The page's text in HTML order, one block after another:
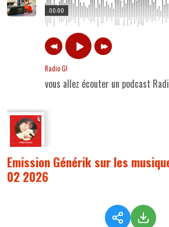
00:00
Radio G!
vous allez écouter un podcast
Emission Générik sur les
02 2026